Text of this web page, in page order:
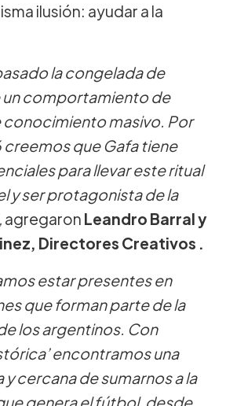
ilusión: ayudar a la
la congelada de
un comportamiento de
conocimiento masivo. Por
creemos que Gafa tiene
para llevar este ritual
y ser protagonista de la
agregaron Leandro Barral y
Directores Creativos .
estar presentes en
que forman parte de la
los argentinos. Con
encontramos una
cercana de sumarnos a la
genera el fútbol, desde